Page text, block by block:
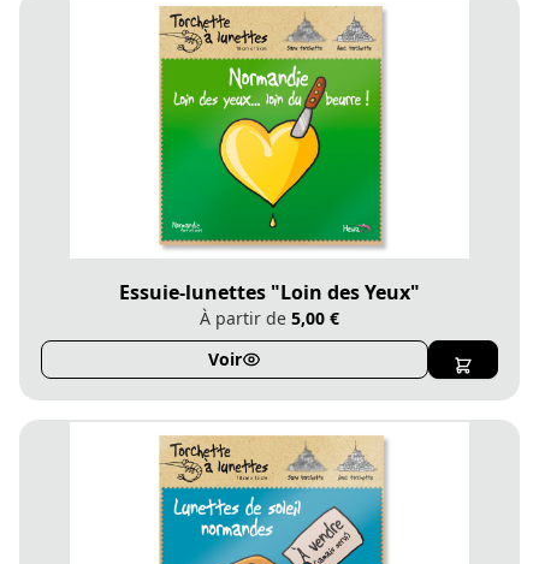
Essuie-lunettes "Loin des Yeux"
À partir de 5,00 €
Voir